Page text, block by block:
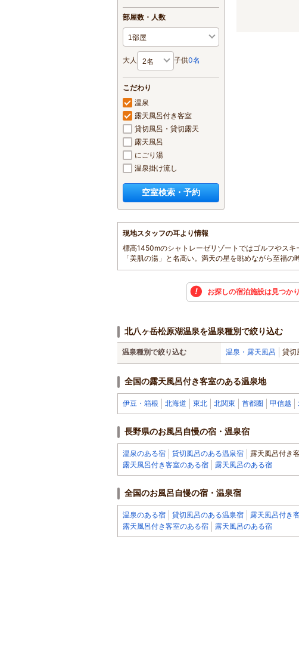
部屋数・人数
大人 子供0名
こだわり
温泉
露天風呂付き客室
貸切風呂・貸切露天
露天風呂
にごり湯
温泉掛け流し
空室検索・予約
現地スタッフの耳より情報
標高1450mのシャトレーゼリゾートではゴルフやス
「美肌の湯」と名高い。満天の星を眺めながら至福の
お探しの宿泊施設は見つか
北八ヶ岳松原湖温泉を温泉種別で絞り込む
温泉種別で絞り込む 温泉・露天風呂 貸切
全国の露天風呂付き客室のある温泉地
伊豆・箱根 北海道 東北 北関東 首都圏 甲信越
長野県のお風呂自慢の宿・温泉宿
温泉のある宿 貸切風呂のある温泉宿 露天風呂付き
露天風呂付き客室のある宿
露天風呂のある宿
全国のお風呂自慢の宿・温泉宿
温泉のある宿 貸切風呂のある温泉宿 露天風呂付き
露天風呂付き客室のある宿
露天風呂のある宿